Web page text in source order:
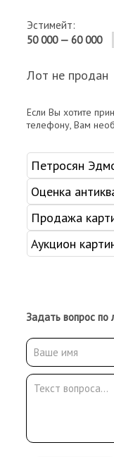
Эстимейт:
50 000 — 60 000
Лот не продан
Если Вы хотите
телефону, Вам
Петросян
Оценка
Продажа
Аукцион
Задать вопрос по